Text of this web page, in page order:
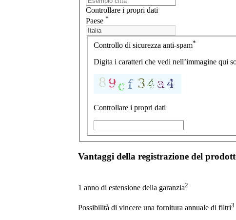
Controllare i propri dati
Paese *
Controllo di sicurezza anti-spam*
Digita i caratteri che vedi nell’immagine qui
Controllare i propri dati
Vantaggi della registrazione del
1 anno di estensione della garanzia2
Possibilità di vincere una fornitura annuale di filtri3